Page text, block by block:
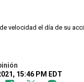
velocidad el día de su
15:46 PM EDT